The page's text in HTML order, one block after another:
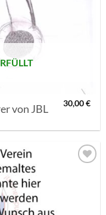
von JBL 30,00€